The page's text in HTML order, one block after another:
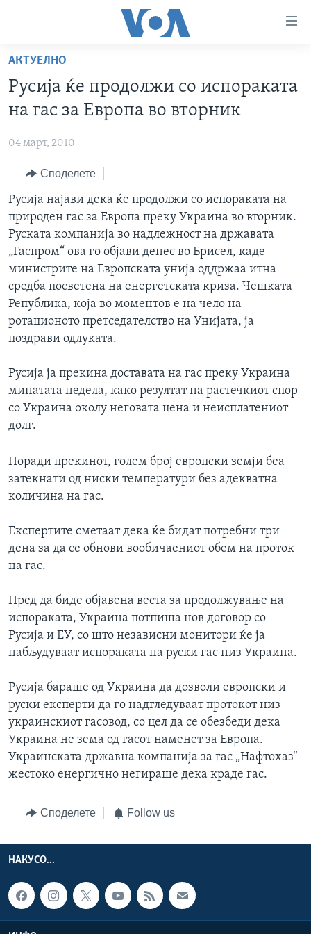
пристапност
Премини
на
главната
Премини
за
навигација
Пребарувај
РУБРИКИ
МАКЕДОНИЈА
СВЕТ
ЕКОНОМИЈА
ПОЛИТИКА
ЗДРАВЈЕ
НАУКА
УМЕТНОСТ И ЗАБАВА
ИНТЕРВЈУА
ДОКУМЕНТАРЦИ
АРХИВИРАНА ПРОГРАМА
NEWSFLASH - АРХИВА
ВЕСТИ ОД САД ВО МИНУТА - АРХИВА
ИЗБОРИ ВО САД 2020 - АРХИВА
ЗА НАС
Learning English
НАКУСО...
Јазици
АКТУЕЛНО
Русија ќе продолжи со испораката
на гас за Европа во вторник
04 март, 2010
Споделете
Русија најави дека ќе продолжи со испораката на
природен гас за Европа преку Украина во вторник.
Руската компанија во надлежност на државата
„Гаспром“ ова го објави денес во Брисел, каде
министрите на Европската унија оддржаа итна
средба посветена на енергетската криза. Чешката
Република, која во моментов е на чело на
ротационото претседателство на Унијата, ја
поздрави одлуката.
Русија ја прекина доставата на гас преку Украина
минатата недела, како резултат на растечкиот спор
со Украина околу неговата цена и неисплатениот
долг.
Поради прекинот, голем број европски земји беа
затекнати од ниски температури без адекватна
количина на гас.
Експертите сметаат дека ќе бидат потребни три
дена за да се обнови вообичаениот обем на проток
на гас.
Пред да биде објавена веста за продолжување на
испораката, Украина потпиша нов договор со
Русија и ЕУ, со што независни монитори ќе ја
набљудуваат испораката на руски гас низ Украина.
Русија бараше од Украина да дозволи европски и
руски експерти да го надгледуваат протокот низ
украинскиот гасовод, со цел да се обезбеди дека
Украина не зема од гасот наменет за Европа.
Украинската државна компанија за гас „Нафтохаз“
жестоко енергично негираше дека краде гас.
Споделете Follow us
НАКУСО...